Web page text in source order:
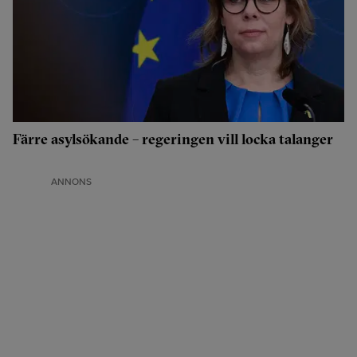
Färre asylsökande – regeringen vill locka talanger
ANNONS